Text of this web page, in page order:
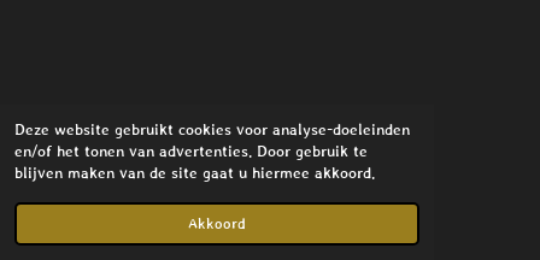
Deze website gebruikt cookies voor analyse-doeleinden
en/of het tonen van advertenties. Door gebruik te
blijven maken van de site gaat u hiermee akkoord.
Akkoord
© 2021 - 2026 Stylish Interior
Powered by